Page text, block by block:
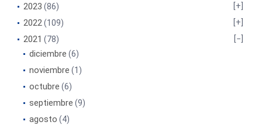
2023 (86)
2022 (109)
2021 (78)
diciembre (6)
noviembre (1)
octubre (6)
septiembre (9)
agosto (4)